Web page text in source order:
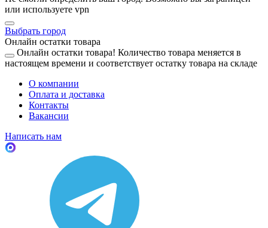
или используете vpn
Выбрать город
Онлайн остатки товара
Онлайн остатки товара! Количество товара меняется в
настоящем времени и соответствует остатку товара на складе
О компании
Оплата и доставка
Контакты
Вакансии
Написать нам